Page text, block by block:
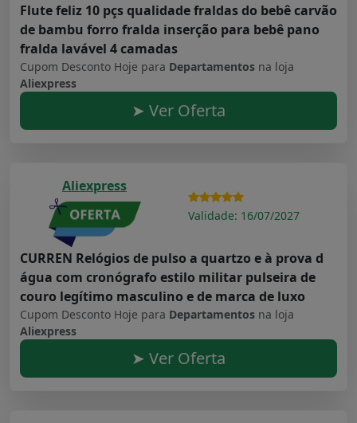
Flute feliz 10 pçs qualidade fraldas do bebê carvão
de bambu forro fralda inserção para bebê pano
fralda lavável 4 camadas
Cupom Desconto Hoje para Departamentos na loja
Aliexpress
➤ Ver Oferta
Aliexpress
Validade: 16/07/2027
CURREN Relógios de pulso a quartzo e à prova d
água com cronógrafo estilo militar pulseira de
couro legítimo masculino e de marca de luxo
Cupom Desconto Hoje para Departamentos na loja
Aliexpress
➤ Ver Oferta